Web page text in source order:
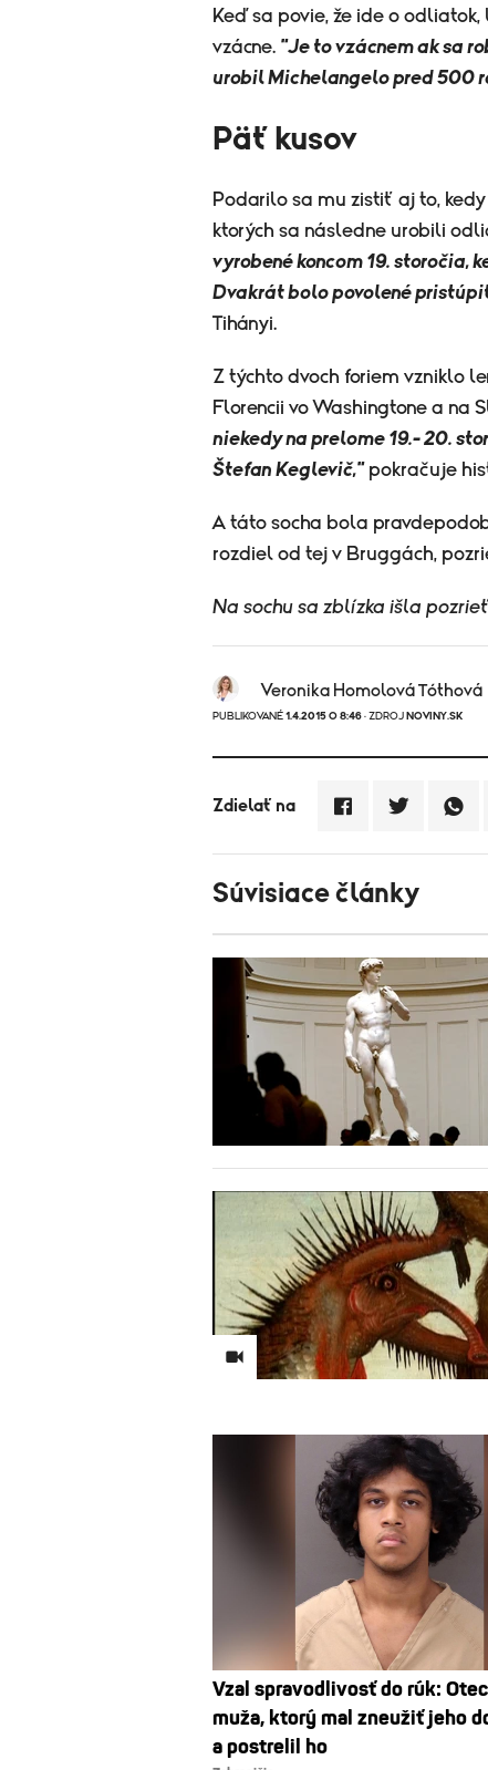
Keď sa povie, že ide o
vzácne. "Je to vzácnem ak sa
urobil Michelangelo pred 500
Päť kusov
Podarilo sa mu zistiť aj to,
ktorých sa následne urobili
vyrobené koncom 19.
Dvakrát bolo povolené
Tihányi.
Z týchto dvoch foriem vzniklo
Florencii vo Washingtone a na
niekedy na prelome 19.- 20.
Štefan Keglevič,"pokračuje
A táto socha bola
rozdiel od tej v Bruggách,
Na sochu sa zblízka išla
Veronika Homolová Tóthová
PUBLIKOVANÉ 1.4.2015 O 8:46 · ZDROJ NOVINY.SK
Zdielať na
Súvisiace články
Vzal spravodlivosť do rúk:
muža, ktorý mal zneužiť jeho
a postrelil ho